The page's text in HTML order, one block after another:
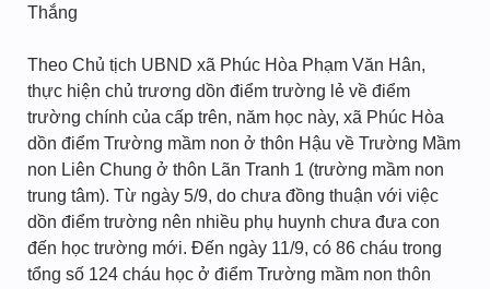
Thắng
Theo Chủ tịch UBND xã Phúc Hòa Phạm Văn Hân,
thực hiện chủ trương dồn điểm trường lẻ về điểm
trường chính của cấp trên, năm học này, xã Phúc Hòa
dồn điểm Trường mầm non ở thôn Hậu về Trường Mầm
non Liên Chung ở thôn Lãn Tranh 1 (trường mầm non
trung tâm). Từ ngày 5/9, do chưa đồng thuận với việc
dồn điểm trường nên nhiều phụ huynh chưa đưa con
đến học trường mới. Đến ngày 11/9, có 86 cháu trong
tổng số 124 cháu học ở điểm Trường mầm non thôn